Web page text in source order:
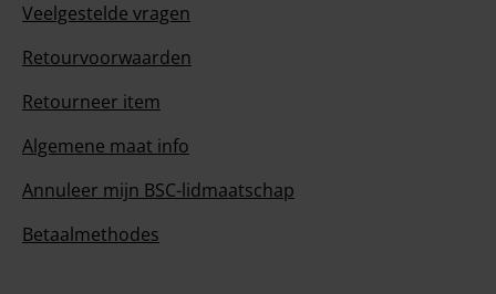
Veelgestelde vragen
Retourvoorwaarden
Retourneer item
Algemene maat info
Annuleer mijn BSC-lidmaatschap
Betaalmethodes